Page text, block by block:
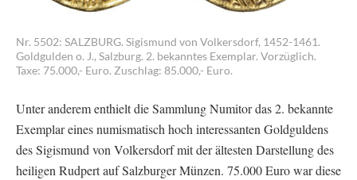
Nr. 5502: SALZBURG. Sigismund von Volkersdorf, 1452-1461.
Goldgulden o. J., Salzburg. 2. bekanntes Exemplar. Vorzüglich.
Taxe: 75.000,- Euro. Zuschlag: 85.000,- Euro.
Unter anderem enthielt die Sammlung Numitor das 2. bekannte
Exemplar eines numismatisch hoch interessanten Goldguldens
des Sigismund von Volkersdorf mit der ältesten Darstellung des
heiligen Rudpert auf Salzburger Münzen. 75.000 Euro war diese